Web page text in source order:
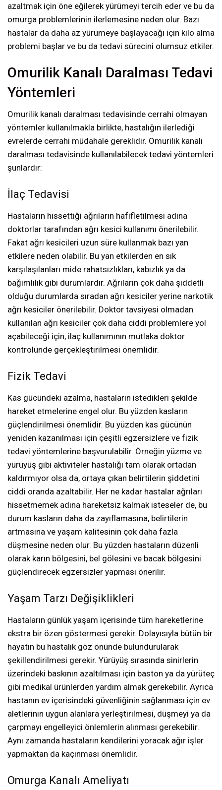
azaltmak için öne eğilerek yürümeyi tercih eder ve bu da
omurga problemlerinin ilerlemesine neden olur. Bazı
hastalar da daha az yürümeye başlayacağı için kilo alma
problemi başlar ve bu da tedavi sürecini olumsuz etkiler.
Omurilik Kanalı Daralması Tedavi
Yöntemleri
Omurilik kanalı daralması tedavisinde cerrahi olmayan
yöntemler kullanılmakla birlikte, hastalığın ilerlediği
evrelerde cerrahi müdahale gereklidir. Omurilik kanalı
daralması tedavisinde kullanılabilecek tedavi yöntemleri
şunlardır:
İlaç Tedavisi
Hastaların hissettiği ağrıların hafifletilmesi adına
doktorlar tarafından ağrı kesici kullanımı önerilebilir.
Fakat ağrı kesicileri uzun süre kullanmak bazı yan
etkilere neden olabilir. Bu yan etkilerden en sık
karşılaşılanları mide rahatsızlıkları, kabızlık ya da
bağımlılık gibi durumlardır. Ağrıların çok daha şiddetli
olduğu durumlarda sıradan ağrı kesiciler yerine narkotik
ağrı kesiciler önerilebilir. Doktor tavsiyesi olmadan
kullanılan ağrı kesiciler çok daha ciddi problemlere yol
açabileceği için, ilaç kullanımının mutlaka doktor
kontrolünde gerçekleştirilmesi önemlidir.
Fizik Tedavi
Kas gücündeki azalma, hastaların istedikleri şekilde
hareket etmelerine engel olur. Bu yüzden kasların
güçlendirilmesi önemlidir. Bu yüzden kas gücünün
yeniden kazanılması için çeşitli egzersizlere ve fizik
tedavi yöntemlerine başvurulabilir. Örneğin yüzme ve
yürüyüş gibi aktiviteler hastalığı tam olarak ortadan
kaldırmıyor olsa da, ortaya çıkan belirtilerin şiddetini
ciddi oranda azaltabilir. Her ne kadar hastalar ağrıları
hissetmemek adına hareketsiz kalmak isteseler de, bu
durum kasların daha da zayıflamasına, belirtilerin
artmasına ve yaşam kalitesinin çok daha fazla
düşmesine neden olur. Bu yüzden hastaların düzenli
olarak karın bölgesini, bel gölesini ve bacak bölgesini
güçlendirecek egzersizler yapması önerilir.
Yaşam Tarzı Değişiklikleri
Hastaların günlük yaşam içerisinde tüm hareketlerine
ekstra bir özen göstermesi gerekir. Dolayısıyla bütün bir
hayatın bu hastalık göz önünde bulundurularak
şekillendirilmesi gerekir. Yürüyüş sırasında sinirlerin
üzerindeki baskının azaltılması için baston ya da yürüteç
gibi medikal ürünlerden yardım almak gerekebilir. Ayrıca
hastanın ev içerisindeki güvenliğinin sağlanması için ev
aletlerinin uygun alanlara yerleştirilmesi, düşmeyi ya da
çarpmayı engelleyici önlemlerin alınması gerekebilir.
Aynı zamanda hastaların kendilerini yoracak ağır işler
yapmaktan da kaçınması önemlidir.
Omurga Kanalı Ameliyatı